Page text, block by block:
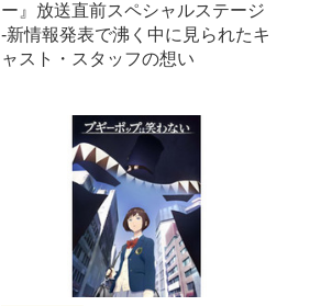
ー』放送直前スペシャルステージ
-新情報発表で沸く中に見られたキ
ャスト・スタッフの想い